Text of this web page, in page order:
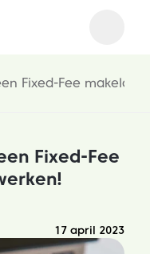
Fixed-Fee makelaar
Fixed-Fee
17 april 2023